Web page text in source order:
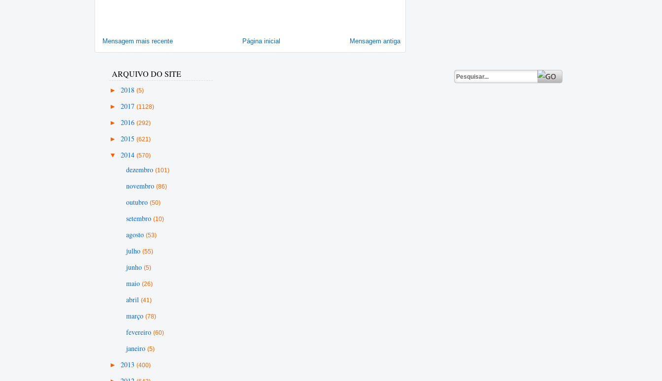
Mensagem mais recente Mensagem antiga
Página inicial
ARQUIVO DO SITE
► 2018 (5)
► 2017 (1128)
► 2016 (292)
► 2015 (621)
▼ 2014 (570)
dezembro (101)
novembro (86)
outubro (50)
setembro (10)
agosto (53)
julho (55)
junho (5)
maio (26)
abril (41)
março (78)
fevereiro (60)
janeiro (5)
► 2013 (400)